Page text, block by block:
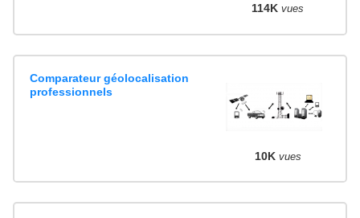
114K vues
Comparateur géolocalisation
professionnels
10K vues